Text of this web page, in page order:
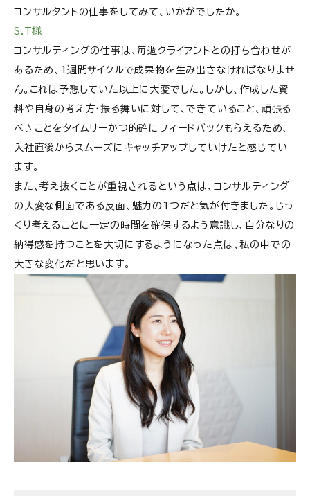
コンサルタントの仕事をしてみて、いかがでしたか。
S.T様
コンサルティングの仕事は、毎週クライアントとの打ち合わせが
あるため、1週間サイクルで成果物を生み出さなければなりませ
ん。これは予想していた以上に大変でした。しかし、作成した資
料や自身の考え方・振る舞いに対して、できていること、頑張る
べきことをタイムリーかつ的確にフィードバックもらえるため、
入社直後からスムーズにキャッチアップしていけたと感じてい
ます。
また、考え抜くことが重視されるという点は、コンサルティング
の大変な側面である反面、魅力の1つだと気が付きました。じっ
くり考えることに一定の時間を確保するよう意識し、自分なりの
納得感を持つことを大切にするようになった点は、私の中での
大きな変化だと思います。